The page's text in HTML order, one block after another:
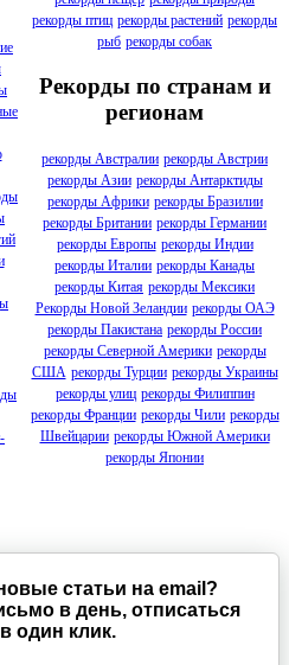
рекорды птиц рекорды растений рекорды
рыб рекорды собак
Рекорды по странам и
регионам
рекорды Австралии рекорды Австрии
рекорды Азии рекорды Антарктиды
рекорды Африки рекорды Бразилии
рекорды Британии рекорды Германии
рекорды Европы рекорды Индии
рекорды Италии рекорды Канады
рекорды Китая рекорды Мексики
Рекорды Новой Зеландии рекорды ОАЭ
рекорды Пакистана рекорды России
рекорды Северной Америки рекорды
США рекорды Турции рекорды Украины
рекорды улиц рекорды Филиппин
рекорды Франции рекорды Чили рекорды
Швейцарии рекорды Южной Америки
рекорды Японии
статьи на email?
в день, отписаться
один клик.